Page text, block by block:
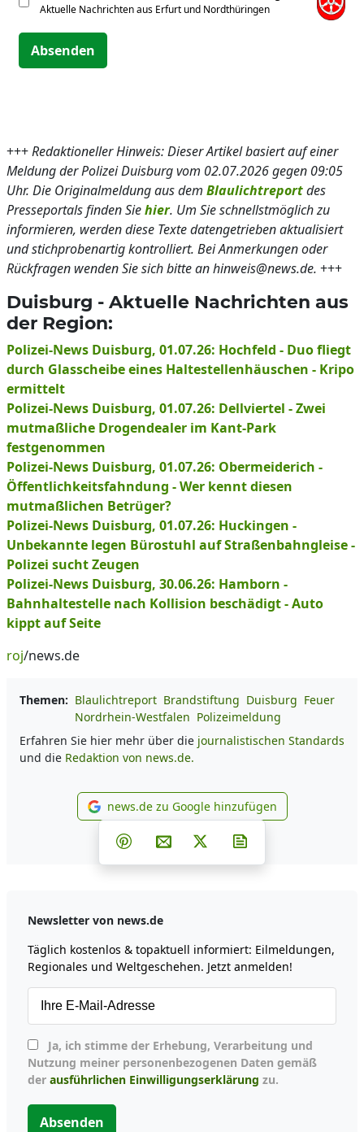
Aktuelle Nachrichten aus Erfurt und Nordthüringen
Absenden
+++Redaktioneller Hinweis: Dieser Artikel basiert auf einer
Meldung der Polizei Duisburg vom 02.07.2026 gegen 09:05
Uhr. Die Originalmeldung aus dem Blaulichtreportdes
Presseportals finden Siehier. Um Sie schnellstmöglich zu
informieren, werden diese Texte datengetrieben aktualisiert
und stichprobenartig kontrolliert. Bei Anmerkungen oder
Rückfragen wenden Sie sich bitte an hinweis@news.de. +++
Duisburg - Aktuelle Nachrichten aus
der Region:
Polizei-News Duisburg, 01.07.26: Hochfeld - Duo fliegt
durch Glasscheibe eines Haltestellenhäuschen - Kripo
ermittelt
Polizei-News Duisburg, 01.07.26: Dellviertel - Zwei
mutmaßliche Drogendealer im Kant-Park
festgenommen
Polizei-News Duisburg, 01.07.26: Obermeiderich -
Öffentlichkeitsfahndung - Wer kennt diesen
mutmaßlichen Betrüger?
Polizei-News Duisburg, 01.07.26: Huckingen -
Unbekannte legen Bürostuhl auf Straßenbahngleise -
Polizei sucht Zeugen
Polizei-News Duisburg, 30.06.26: Hamborn -
Bahnhaltestelle nach Kollision beschädigt - Auto
kippt auf Seite
roj/news.de
Themen: Blaulichtreport Brandstiftung Duisburg Feuer
Nordrhein-Westfalen Polizeimeldung
Erfahren Sie hier mehr über die journalistischen Standards
und die Redaktion von news.de.
news.de zu Google
news.de zu Google hinzufügen
Teilen auf Facebook
Teilen auf Whatsapp
Teilen auf Telegram
Teilen auf Pinterest
Per E-Mail teilen
Post auf X
Newsletter von news.de
Täglich kostenlos & topaktuell informiert: Eilmeldungen,
Regionales und Weltgeschehen. Jetzt anmelden!
Nutzung meiner personenbezogenen Daten gemäß
der ausführlichen Einwilligungserklärung zu.
Absenden